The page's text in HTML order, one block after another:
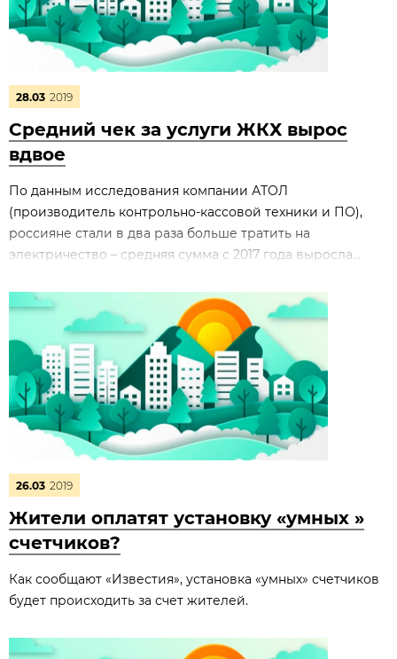
28.03 2019
Средний чек за услуги ЖКХ вырос
вдвое
По данным исследования компании АТОЛ
(производитель контрольно-кассовой техники и ПО),
россияне стали в два раза больше тратить на
электричество – средняя сумма с 2017 года выросла...
26.03 2019
Жители оплатят установку «умных »
счетчиков?
Как сообщают «Известия», установка «умных» счетчиков
будет происходить за счет жителей.